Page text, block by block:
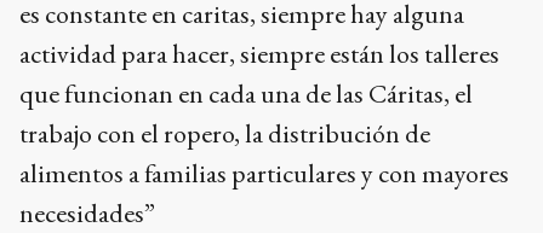
es constante en caritas, siempre hay alguna
actividad para hacer, siempre están los talleres
que funcionan en cada una de las Cáritas, el
trabajo con el ropero, la distribución de
alimentos a familias particulares y con mayores
necesidades”